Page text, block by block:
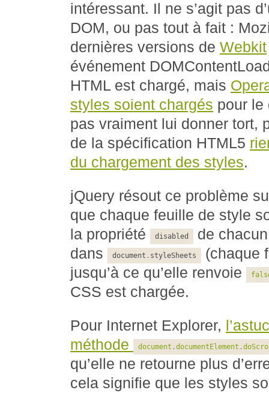
intéressant. Il ne s’agit pas
DOM, ou pas tout à fait :
dernières versions de Webkit
événement
HTML est chargé, mais
styles soient chargés pour le
pas vraiment lui donner tort,
de la spécification HTML5
du chargement des styles.
jQuery résout ce problème
que chaque feuille de style
la propriété
disabled
de
dans
document . styleSheets
(chaque
jusqu’à ce qu’elle renvoie
CSS est chargée.
Pour Internet Explorer,
méthode
document .documentElement .
qu’elle ne retourne plus
cela signifie que les styles